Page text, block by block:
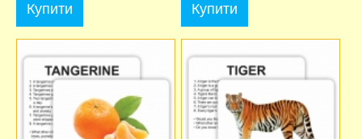
Купити Купити